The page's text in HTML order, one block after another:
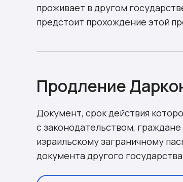
проживает в другом
предстоит прохождение этой
Продление
Документ, срок действия
с законодательством,
израильскому заграничному
документа другого